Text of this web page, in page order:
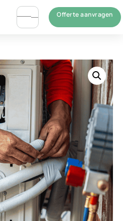
Offerte aanvragen